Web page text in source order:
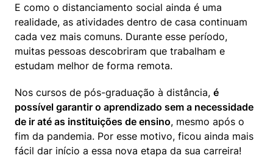
E como o distanciamento social ainda é uma
realidade, as atividades dentro de casa continuam
cada vez mais comuns. Durante esse período,
muitas pessoas descobriram que trabalham e
estudam melhor de forma remota.
Nos cursos de pós-graduação à distância, é
possível garantir o aprendizado sem a necessidade
de ir até as instituições de ensino, mesmo após o
fim da pandemia. Por esse motivo, ficou ainda mais
fácil dar início a essa nova etapa da sua carreira!